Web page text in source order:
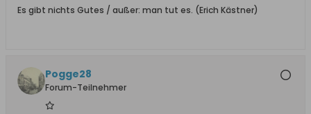
Es gibt nichts Gutes / außer: man tut es. (Erich Kästner)
Pogge28
Forum-Teilnehmer